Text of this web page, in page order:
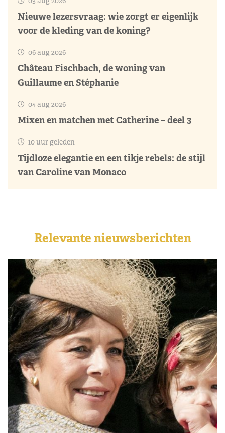
Nieuwe lezersvraag: wie zorgt er eigenlijk
voor de kleding van de koning?
06 aug 2026
Château Fischbach, de woning van
Guillaume en Stéphanie
04 aug 2026
Mixen en matchen met Catherine – deel 3
10 uur geleden
Tijdloze elegantie en een tikje rebels: de stijl
van Caroline van Monaco
Relevante nieuwsberichten